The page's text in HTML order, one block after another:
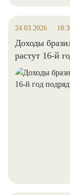
24.03.2026
Доходы
растут 16-й